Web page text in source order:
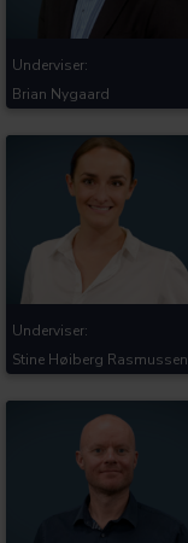
Underviser:
Brian Nygaard
Underviser:
Stine Høiberg Rasmussen